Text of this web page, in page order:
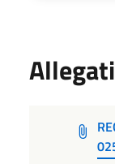
Allegati